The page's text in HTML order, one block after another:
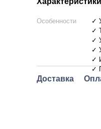
Особенности
✓
✓
✓
✓
✓
✓
Доставка